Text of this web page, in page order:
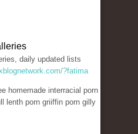
daily updated lists
?fatima
homemade interracial porn
lenth porn griiffin porn gilly